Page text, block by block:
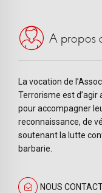
A propos
La vocation de
Terrorisme est
pour accompagner
reconnaissance, de
soutenant la lutte
barbarie.
NOUS